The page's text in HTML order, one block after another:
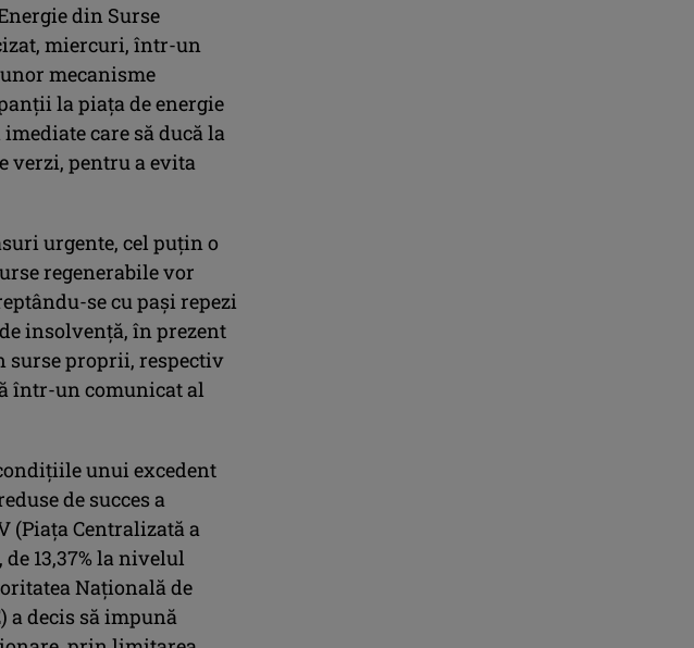
din Surse
miercuri, într-un
mecanisme
la piaţa de energie
care să ducă la
verzi, pentru a evita
urgente, cel puţin o
regenerabile vor
se cu paşi repezi
insolvenţă, în prezent
proprii, respectiv
într-un comunicat al
unui excedent
de succes a
(Piaţa Centralizată a
13,37% la nivelul
Naţională de
a decis să impună